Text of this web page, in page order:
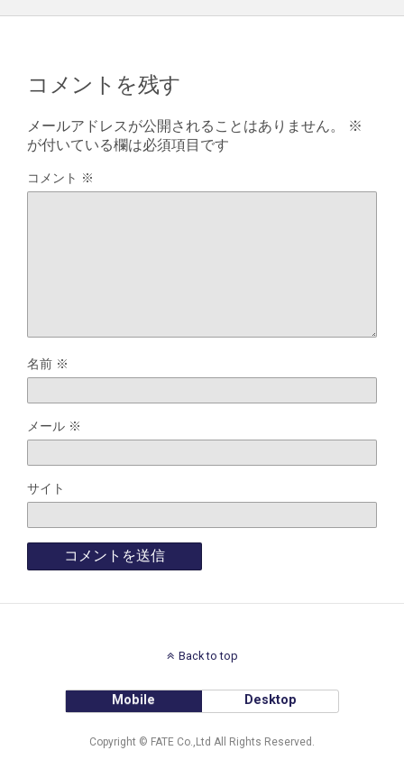
コメントを残す
メールアドレスが公開されることはありません。
※
が付いている欄は必須項目です
コメント ※
名前 ※
メール ※
サイト
Back to top
Mobile Desktop
Copyright © FATE Co.,Ltd All Rights Reserved.